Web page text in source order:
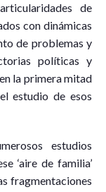
de
con dinámicas
de problemas y
políticas y
la primera mitad
estudio de esos
estudios
‘aire de familia’
fragmentaciones